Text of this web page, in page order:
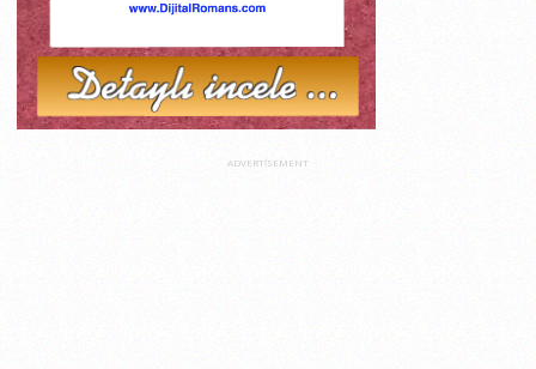
ADVERTISEMENT